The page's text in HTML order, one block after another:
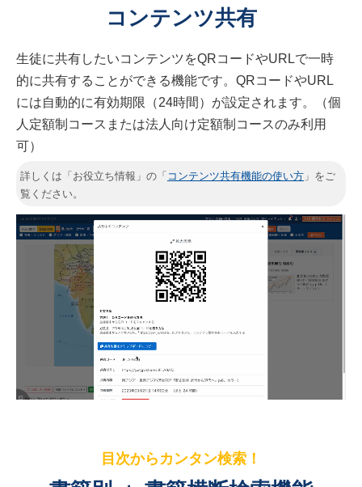
コンテンツ共有
生徒に共有したいコンテンツをQRコードやURLで一時
的に共有することができる機能です。QRコードやURL
には自動的に有効期限（24時間）が設定されます。（個
人定額制コースまたは法人向け定額制コースのみ利用
可）
詳しくは「お役立ち情報」の「 コンテンツ共有機能の使い方 」をご
覧ください。
目次からカンタン検索！